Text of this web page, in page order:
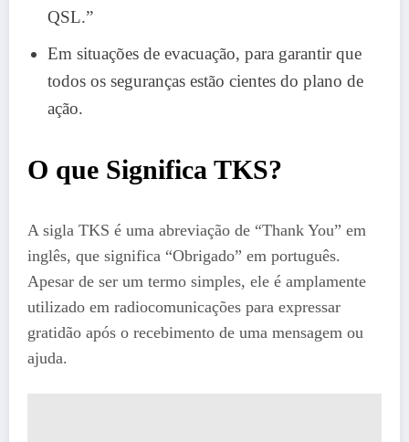
QSL.”
Em situações de evacuação, para garantir que
todos os seguranças estão cientes do plano de
ação.
O que Significa TKS?
A sigla TKS é uma abreviação de “Thank You” em
inglês, que significa “Obrigado” em português.
Apesar de ser um termo simples, ele é amplamente
utilizado em radiocomunicações para expressar
gratidão após o recebimento de uma mensagem ou
ajuda.